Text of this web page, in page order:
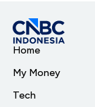
Home
My Money
Tech